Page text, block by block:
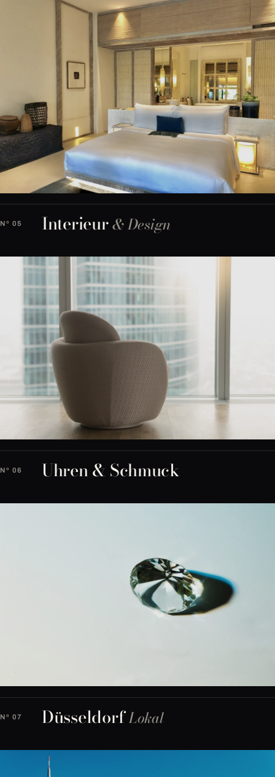
Nº 05 Interieur& Design
Nº 06 Uhren & Schmuck
Nº 07 DüsseldorfLokal